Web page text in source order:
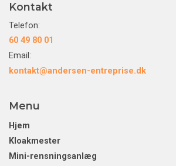
Kontakt
Telefon:
60 49 80 01
Email:
kontakt@andersen-entreprise.dk
Menu
Hjem
Kloakmester
Mini-rensningsanlæg